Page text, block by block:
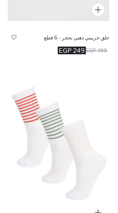
حلق حريمي ذهبي بحجر - 6 قطع
249 EGP 499 EGP